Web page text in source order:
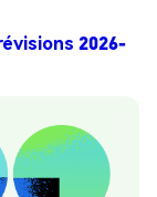
2026-